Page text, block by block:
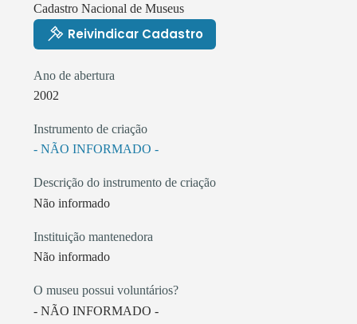
Cadastro Nacional de Museus
Reivindicar Cadastro
Ano de abertura
2002
Instrumento de criação
- NÃO INFORMADO -
Descrição do instrumento de criação
Não informado
Instituição mantenedora
Não informado
O museu possui voluntários?
- NÃO INFORMADO -